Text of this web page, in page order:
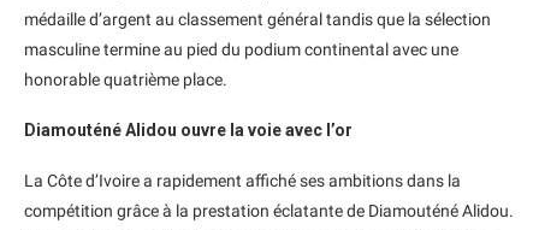
médaille d’argent au classement général tandis que la sélection
masculine termine au pied du podium continental avec une
honorable quatrième place.
Diamouténé Alidou ouvre la voie avec l’or
La Côte d’Ivoire a rapidement affiché ses ambitions dans la
compétition grâce à la prestation éclatante de Diamouténé Alidou.